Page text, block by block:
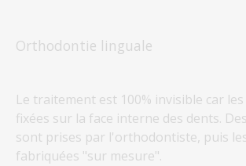
Orthodontie linguale
Le traitement est 100% invisible car
fixées sur la face interne des dents.
sont prises par l'orthodontiste, puis
fabriquées "sur mesure".